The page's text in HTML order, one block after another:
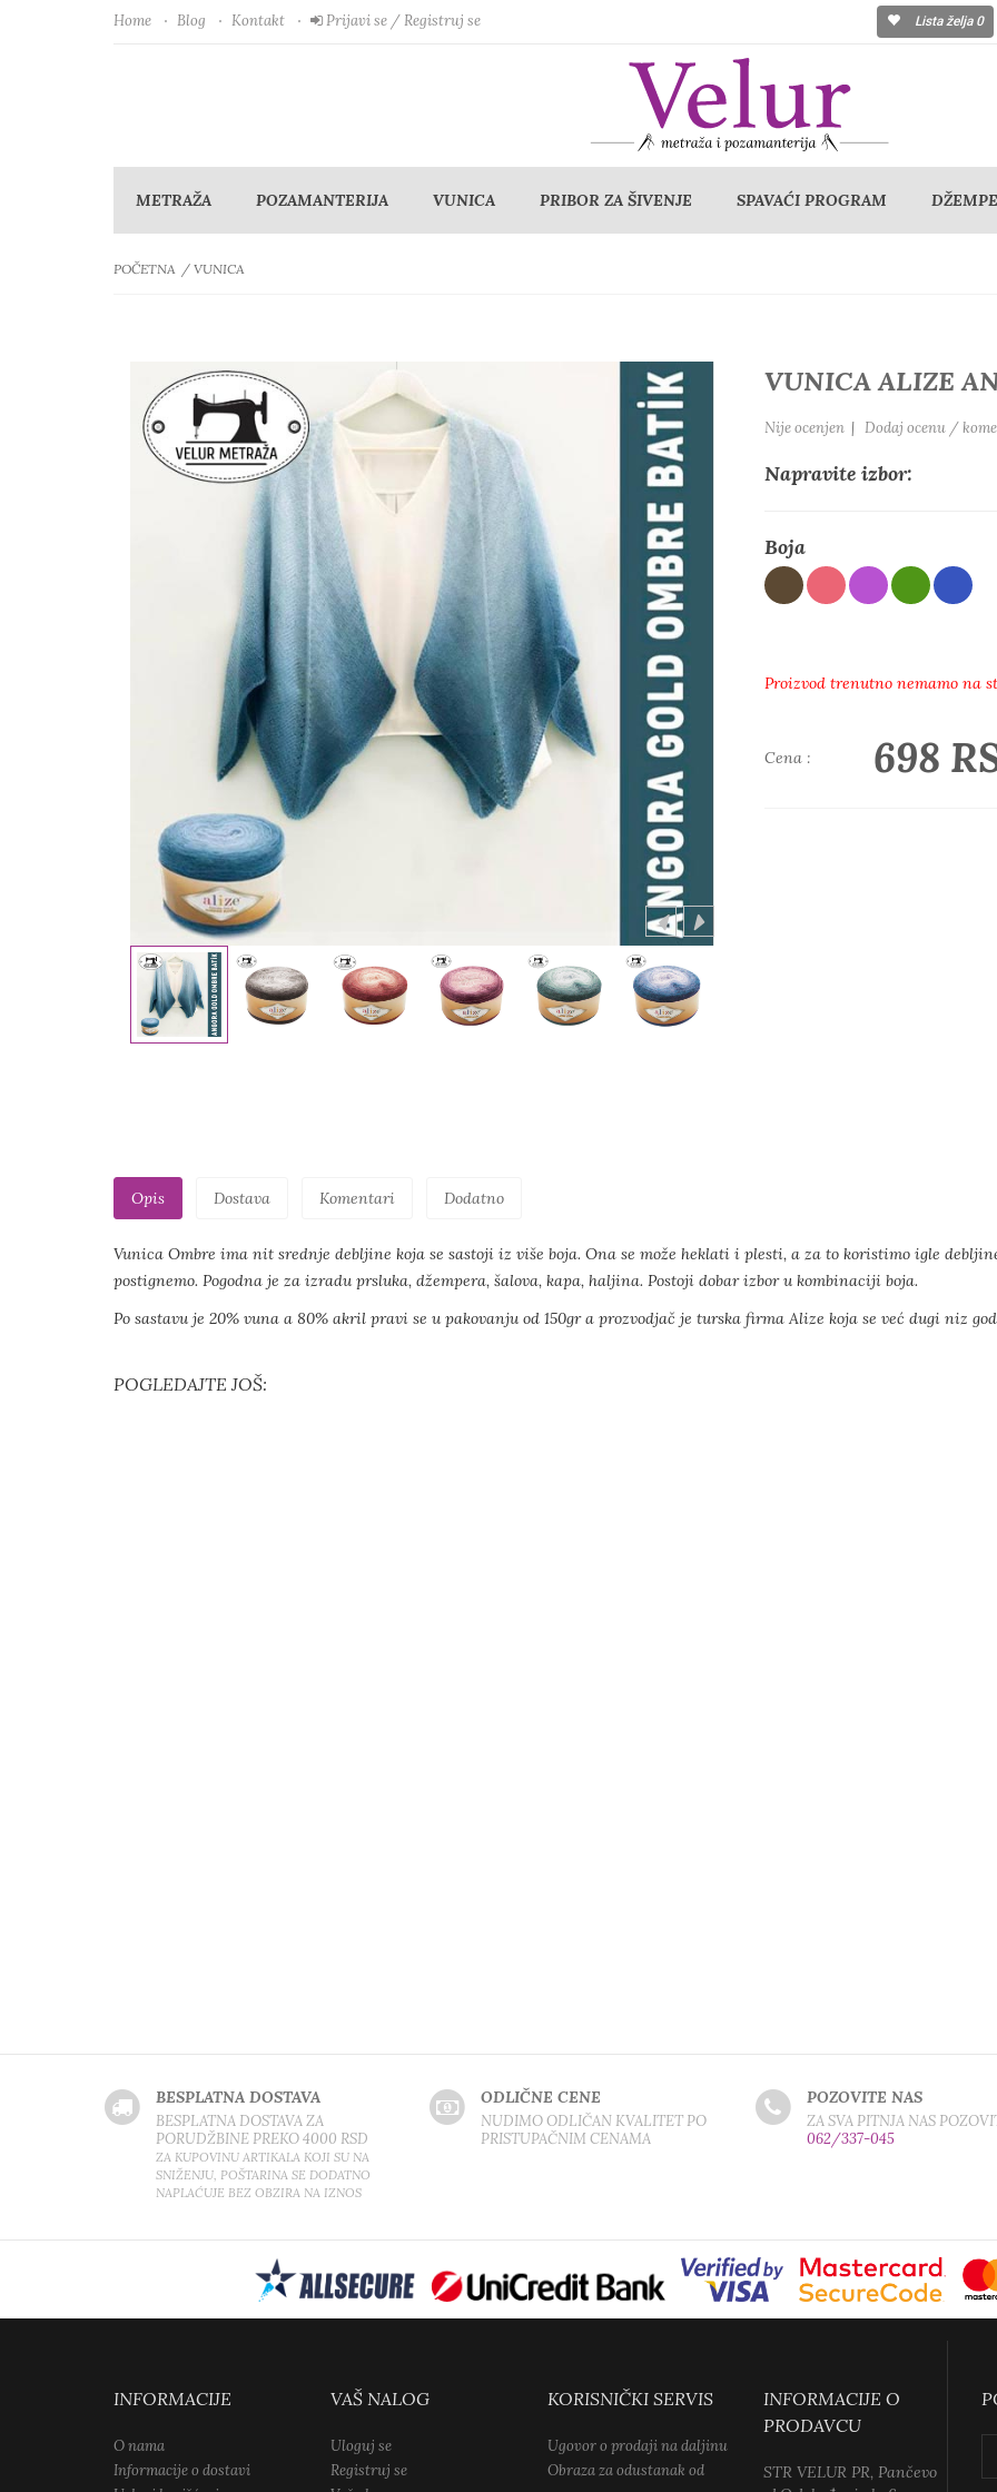
Home Blog Kontakt Prijavi se / Registruj se Lista želja 0
METRAŽA POZAMANTERIJA VUNICA PRIBOR ZA ŠIVENJE SPAVAĆI PROGRAM
POČETNA VUNICA
VUNICA ALIZE
Nije ocenjen | Dodaj ocenu /
Napravite izbor:
Boja
Proizvod trenutno nemamo na
Cena : 698
Opis Dostava Komentari Dodatno
Vunica Ombre ima nit srednje debljine koja se sastoji iz više boja. Ona se može heklati i plesti, a za to koristimo igle
postignemo. Pogodna je za izradu prsluka, džempera, šalova, kapa, haljina. Postoji dobar izbor u kombinaciji boja.
Po sastavu je 20% vuna a 80% akril pravi se u pakovanju od 150gr a prozvodjač je turska firma Alize koja se već dugi niz
POGLEDAJTE JOŠ:
BESPLATNA DOSTAVA
BESPLATNA DOSTAVA ZA
PORUDŽBINE PREKO 4000 RSD
ZA KUPOVINU ARTIKALA KOJI SU NA
SNIŽENJU, POŠTARINA SE DODATNO
NAPLAĆUJE BEZ OBZIRA NA IZNOS
ODLIČNE CENE
NUDIMO ODLIČAN KVALITET PO
PRISTUPAČNIM CENAMA
POZOVITE NAS
ZA SVA PITNJA NAS
062/337-045
INFORMACIJE
O nama
Informacije o dostavi
VAŠ NALOG
Uloguj se
Registruj se
KORISNIČKI SERVIS
Ugovor o prodaji na daljinu
Obraza za odustanak od
INFORMACIJE O
PRODAVCU
STR VELUR PR, Pančevo